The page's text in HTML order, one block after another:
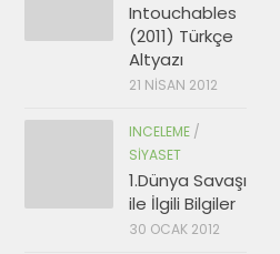
Intouchables
(2011) Türkçe
Altyazı
21 NISAN 2012
INCELEME /
SIYASET
1.Dünya Savaşı
ile İlgili Bilgiler
30 OCAK 2012